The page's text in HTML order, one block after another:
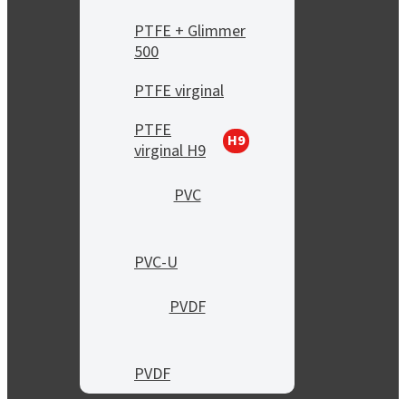
PTFE + Glimmer
500
PTFE virginal
PTFE
virginal H9
H9
PVC
PVC-U
PVDF
PVDF